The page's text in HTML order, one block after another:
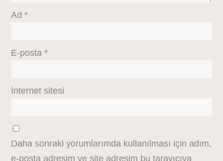
Ad*
E-posta*
İnternet sitesi
Daha sonraki yorumlarımda kullanılması için adım,
e-posta adresim ve site adresim bu tarayıcıya